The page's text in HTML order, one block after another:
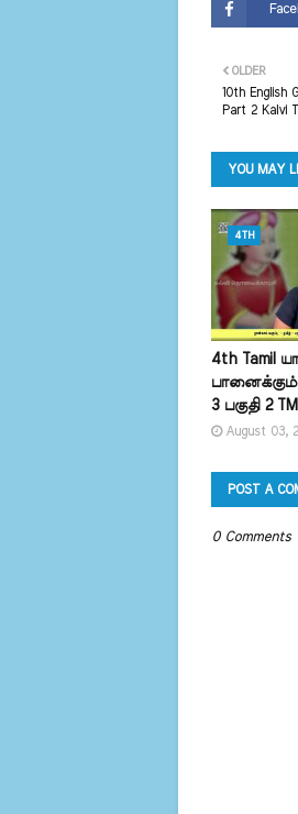
OLDER
10th English
Part 2 Kalvi
YOU MAY
4TH
4th Tamil
பானைக்கும்
3 பகுதி 2
August 03,
POST A
0 Comments